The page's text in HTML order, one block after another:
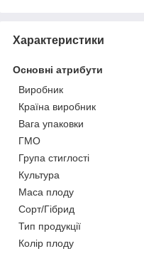
Характеристики
Основні атрибути
Виробник
Країна виробник
Вага упаковки
ГМО
Група стиглості
Культура
Маса плоду
Сорт/Гібрид
Тип продукції
Колір плоду